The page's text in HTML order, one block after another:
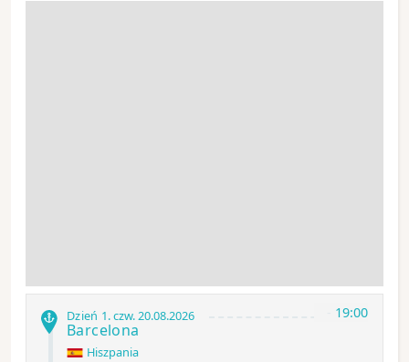
19:00
Dzień 1.czw.20.08.2026
Barcelona
Hiszpania